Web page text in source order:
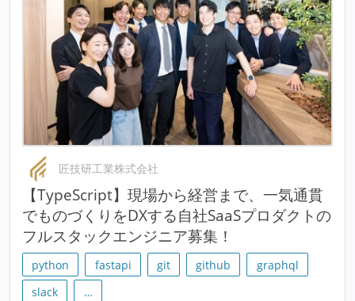
匠技研工業株式会社
【TypeScript】現場から経営まで、一気通貫
でものづくりをDXする自社SaaSプロダクトの
フルスタックエンジニア募集！
python fastapi git github
graphql
slack
…